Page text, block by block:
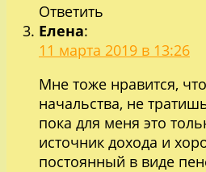
Ответить
Елена:
11 марта 2019 в 13:26
Мне тоже нравится,
начальства, не
пока для меня это
источник дохода и
постоянный в виде